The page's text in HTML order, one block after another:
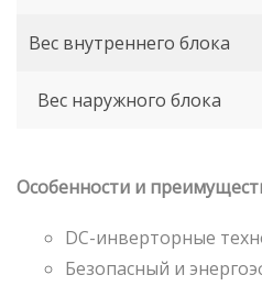
Вес внутреннего блока
Вес наружного блока
Особенности и
DC-инверторные
Безопасный и